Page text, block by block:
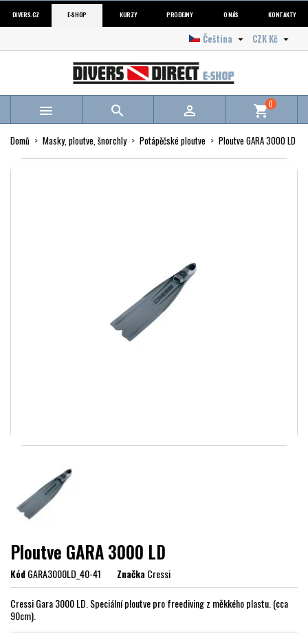
DIVERS.CZ E-SHOP KURZY PRODEJNY O NÁS KONTAKTY
CZK Kč 
Čeština 
   shopping_cart0
Domů Masky, ploutve, šnorchly Potápěčské ploutve Ploutve GARA 3000 LD
Ploutve GARA 3000 LD
KódGARA3000LD_40-41 ZnačkaCressi
Cressi Gara 3000 LD. Speciální ploutve pro freediving z měkkého plastu. (cca
90cm).